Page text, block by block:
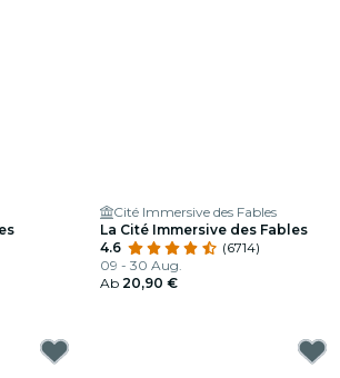
Cité Immersive des Fables
La Cité Immersive des Fables
4.6
(6714)
09 - 30 Aug.
Ab 20,90 €